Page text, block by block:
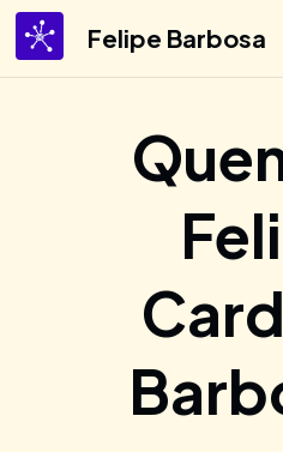
Felipe Barbosa